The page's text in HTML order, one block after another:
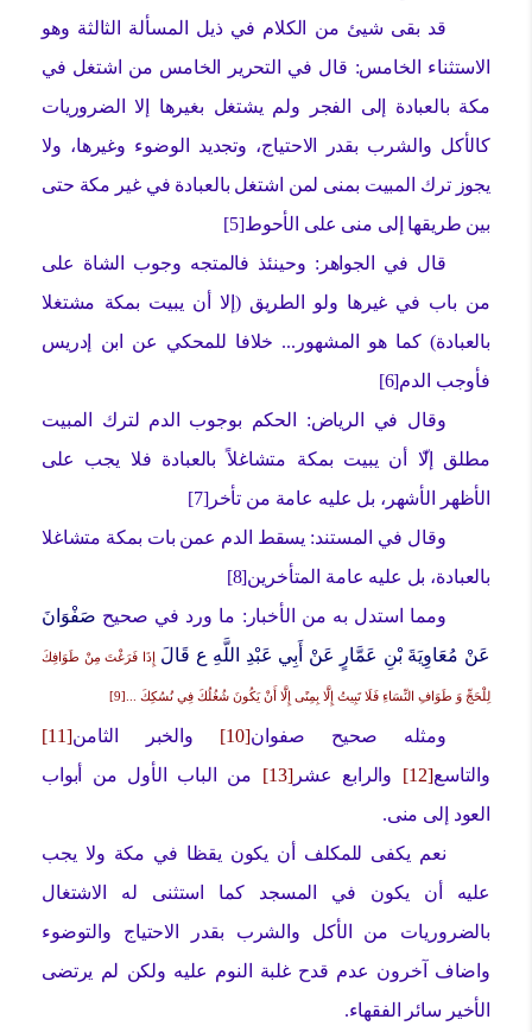
قد بقى شيئ من الكلام في ذيل المسألة الثالثة وهو
الاستثناء الخامس: قال في التحرير الخامس من اشتغل في
مكة بالعبادة إلى الفجر ولم يشتغل بغيرها إلا الضروريات
كالأكل والشرب بقدر الاحتياج، وتجديد الوضوء وغيرها، ولا
يجوز ترك المبيت بمنى لمن اشتغل بالعبادة في غير مكة حتى
بين طريقها إلى منى على الأحوط[5]
قال في الجواهر: وحينئذ فالمتجه وجوب الشاة على
من باب في غيرها ولو الطريق (إلا أن يبيت بمكة مشتغلا
بالعبادة) كما هو المشهور... خلافا للمحكي عن ابن إدريس
فأوجب الدم[6]
وقال في الرياض: الحكم بوجوب الدم لترك المبيت
مطلق إلاأن يبيت بمكة متشاغلاً بالعبادة فلا يجب على
الأظهر الأشهر، بل عليه عامة من تأخر[7]
وقال في المستند: يسقط الدم عمن بات بمكة متشاغلا
بالعبادة، بل عليه عامة المتأخرين[8]
ومما استدل به من الأخبار: ما ورد في صحيح صَفْوَانَ
عَنْ مُعَاوِيَةَ بْنِ عَمَّارٍ عَنْ أَبِي عَبْدِ اللَّهِ ع قَالَ
إِذَا فَرَغْتَ مِنْ طَوَافِكَ
لِلْحَجِّ وَ طَوَافِ النِّسَاءِ فَلَا تَبِيتُ إِلَّا بِمِنًى إِلَّا أَنْ يَكُونَ شُغُلُكَ فِي نُسُكِكَ [9]
ومثله صحيح صفوان[10] والخبر الثامن[11]
والتاسع[12] والرابع عشر[13]
من الباب الأول من أبواب
العود إلى منى.
نعم يكفى للمكلف أن يكون يقظا في مكة ولا يجب
عليه أن يكون في المسجد كما استثنى له الاشتغال
بالضروريات من الأكل والشرب بقدر الاحتياج والتوضوء
واضاف آخرون عدم قدح غلبة النوم عليه ولكن لم يرتضى
الأخير سائر الفقهاء.